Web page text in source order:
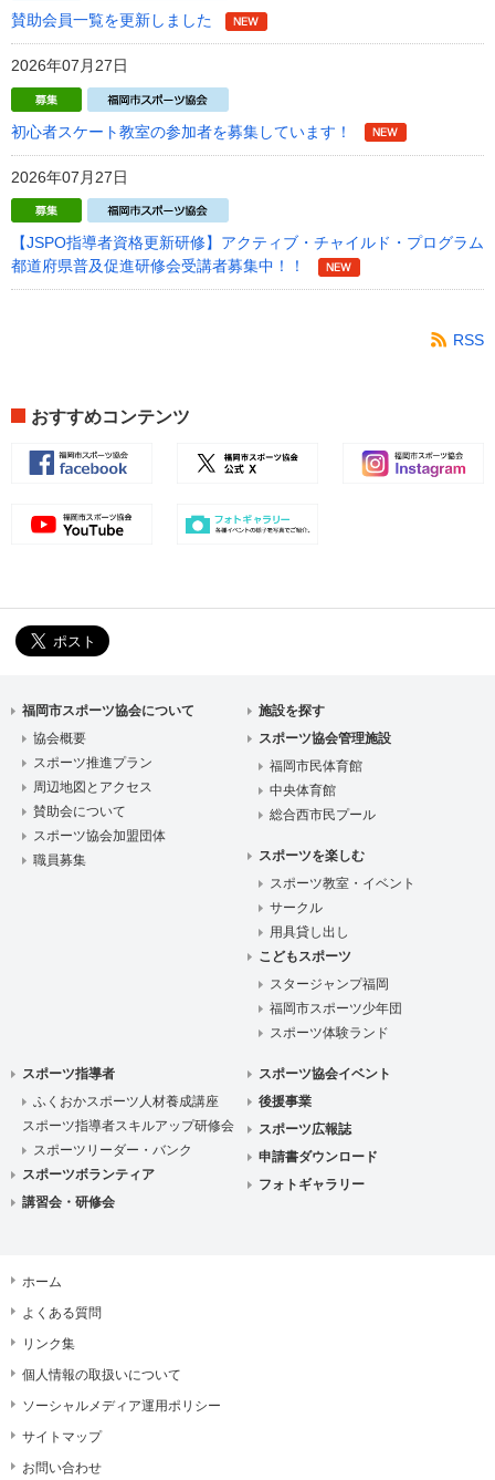
賛助会員一覧を更新しました
2026年07月27日
初心者スケート教室の参加者を募集しています！
2026年07月27日
【JSPO指導者資格更新研修】アクティブ・チャイルド・プログラム
都道府県普及促進研修会受講者募集中！！
RSS
おすすめコンテンツ
福岡市スポーツ協会について
協会概要
スポーツ推進プラン
周辺地図とアクセス
賛助会について
スポーツ協会加盟団体
職員募集
施設を探す
スポーツ協会管理施設
福岡市民体育館
中央体育館
総合西市民プール
スポーツを楽しむ
スポーツ教室・イベント
サークル
用具貸し出し
こどもスポーツ
スタージャンプ福岡
福岡市スポーツ少年団
スポーツ体験ランド
スポーツ指導者
ふくおかスポーツ人材養成講座
スポーツ指導者スキルアップ研修会
スポーツリーダー・バンク
スポーツボランティア
講習会・研修会
スポーツ協会イベント
後援事業
スポーツ広報誌
申請書ダウンロード
フォトギャラリー
ホーム
よくある質問
リンク集
個人情報の取扱いについて
ソーシャルメディア運用ポリシー
サイトマップ
お問い合わせ